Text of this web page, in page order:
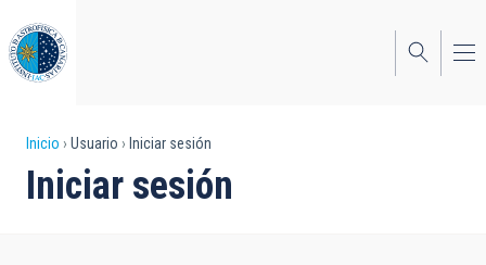
al
contenido
principal
Sobrescribir
enlaces
Inicio Usuario Iniciar sesión
Iniciar sesión